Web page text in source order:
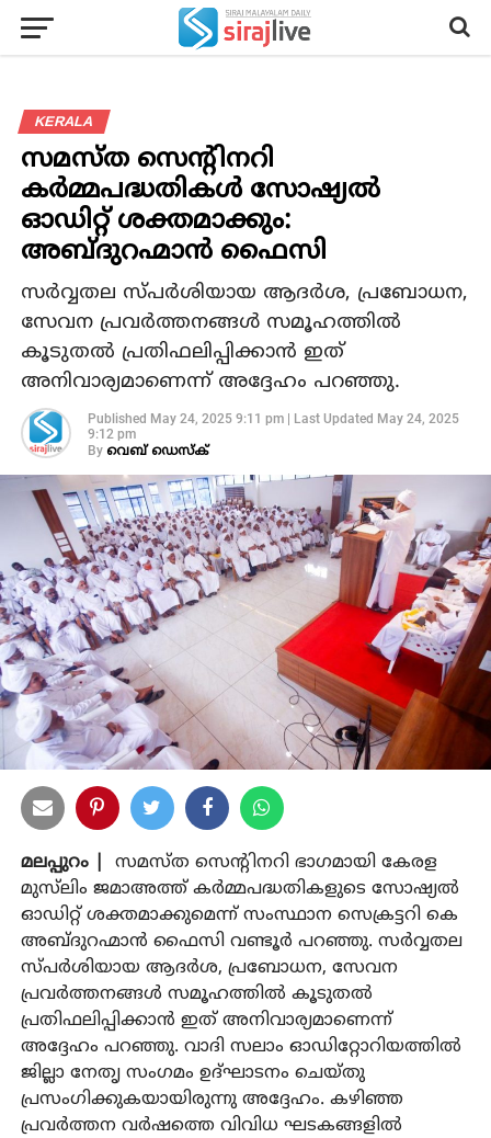
KERALA
സമസ്ത സെന്റിനറി
കര്‍മ്മപദ്ധതികള്‍ സോഷ്യല്‍
ഓഡിറ്റ് ശക്തമാക്കും:
അബ്ദുറഹ്മാന്‍ ഫൈസി
സര്‍വ്വതല സ്പര്‍ശിയായ ആദര്‍ശ, പ്രബോധന,
സേവന പ്രവര്‍ത്തനങ്ങള്‍ സമൂഹത്തില്‍
കൂടുതല്‍ പ്രതിഫലിപ്പിക്കാന്‍ ഇത്
അനിവാര്യമാണെന്ന് അദ്ദേഹം പറഞ്ഞു.
Published May 24, 2025 9:11 pm| Last Updated May 24, 2025
9:12 pm
By വെബ് ഡെസ്‌ക്
മലപ്പുറം |
സമസ്ത സെന്റിനറി ഭാഗമായി കേരള
മുസ്‌ലിം ജമാഅത്ത് കര്‍മ്മപദ്ധതികളുടെ സോഷ്യല്‍
ഓഡിറ്റ് ശക്തമാക്കുമെന്ന് സംസ്ഥാന സെക്രട്ടറി കെ
അബ്ദുറഹ്മാന്‍ ഫൈസി വണ്ടൂര്‍ പറഞ്ഞു. സര്‍വ്വതല
സ്പര്‍ശിയായ ആദര്‍ശ, പ്രബോധന, സേവന
പ്രവര്‍ത്തനങ്ങള്‍ സമൂഹത്തില്‍ കൂടുതല്‍
പ്രതിഫലിപ്പിക്കാന്‍ ഇത് അനിവാര്യമാണെന്ന്
അദ്ദേഹം പറഞ്ഞു. വാദി സലാം ഓഡിറ്റോറിയത്തില്‍
ജില്ലാ നേതൃ സംഗമം ഉദ്ഘാടനം ചെയ്തു
പ്രസംഗിക്കുകയായിരുന്നു അദ്ദേഹം. കഴിഞ്ഞ
പ്രവര്‍ത്തന വര്‍ഷത്തെ വിവിധ ഘടകങ്ങളില്‍